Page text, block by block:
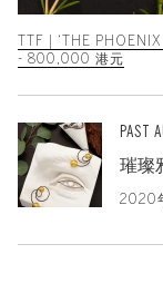
TTF | ‘THE
- 800,000 港元
PAST
璀璨
2020